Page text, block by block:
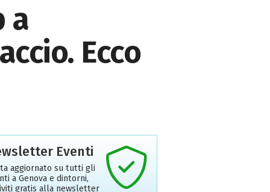
a
Ecco
Eventi
aggiornato su tutti gli
a Genova e dintorni,
gratis alla newsletter